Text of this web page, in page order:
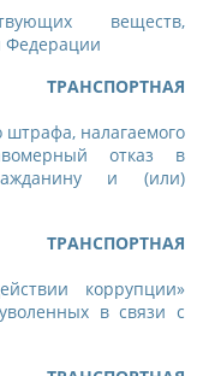
веществ,
Федерации
налагаемого
отказ в
и (или)
коррупции»
в связи с